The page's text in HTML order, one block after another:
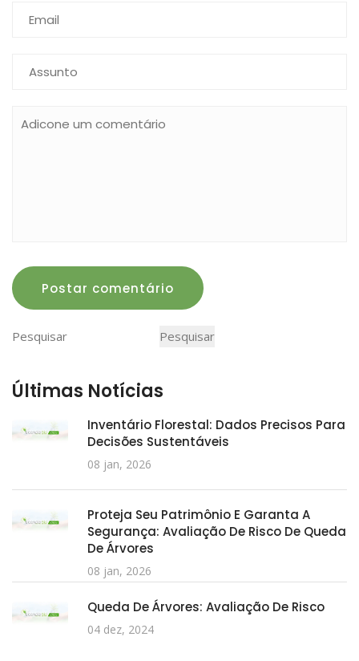
Postar comentário
Pesquisar
Pesquisar
Últimas Notícias
Inventário Florestal: Dados Precisos Para
Decisões Sustentáveis
08 jan, 2026
Proteja Seu Patrimônio E Garanta A
Segurança: Avaliação De Risco De Queda
De Árvores
08 jan, 2026
Queda De Árvores: Avaliação De Risco
04 dez, 2024